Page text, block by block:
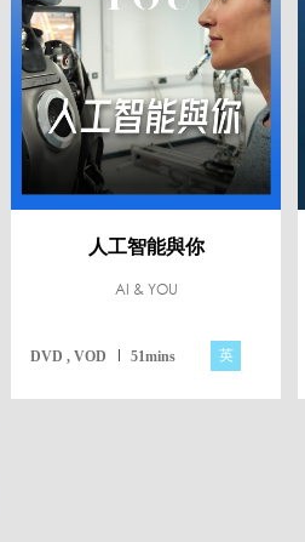
人工智能與你
AI & YOU
DVD , VOD 51mins 英